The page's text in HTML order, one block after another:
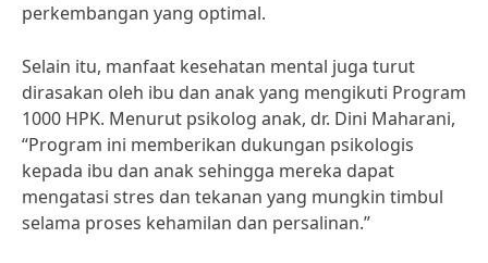
perkembangan yang optimal.
Selain itu, manfaat kesehatan mental juga turut
dirasakan oleh ibu dan anak yang mengikuti Program
1000 HPK. Menurut psikolog anak, dr. Dini Maharani,
“Program ini memberikan dukungan psikologis
kepada ibu dan anak sehingga mereka dapat
mengatasi stres dan tekanan yang mungkin timbul
selama proses kehamilan dan persalinan.”